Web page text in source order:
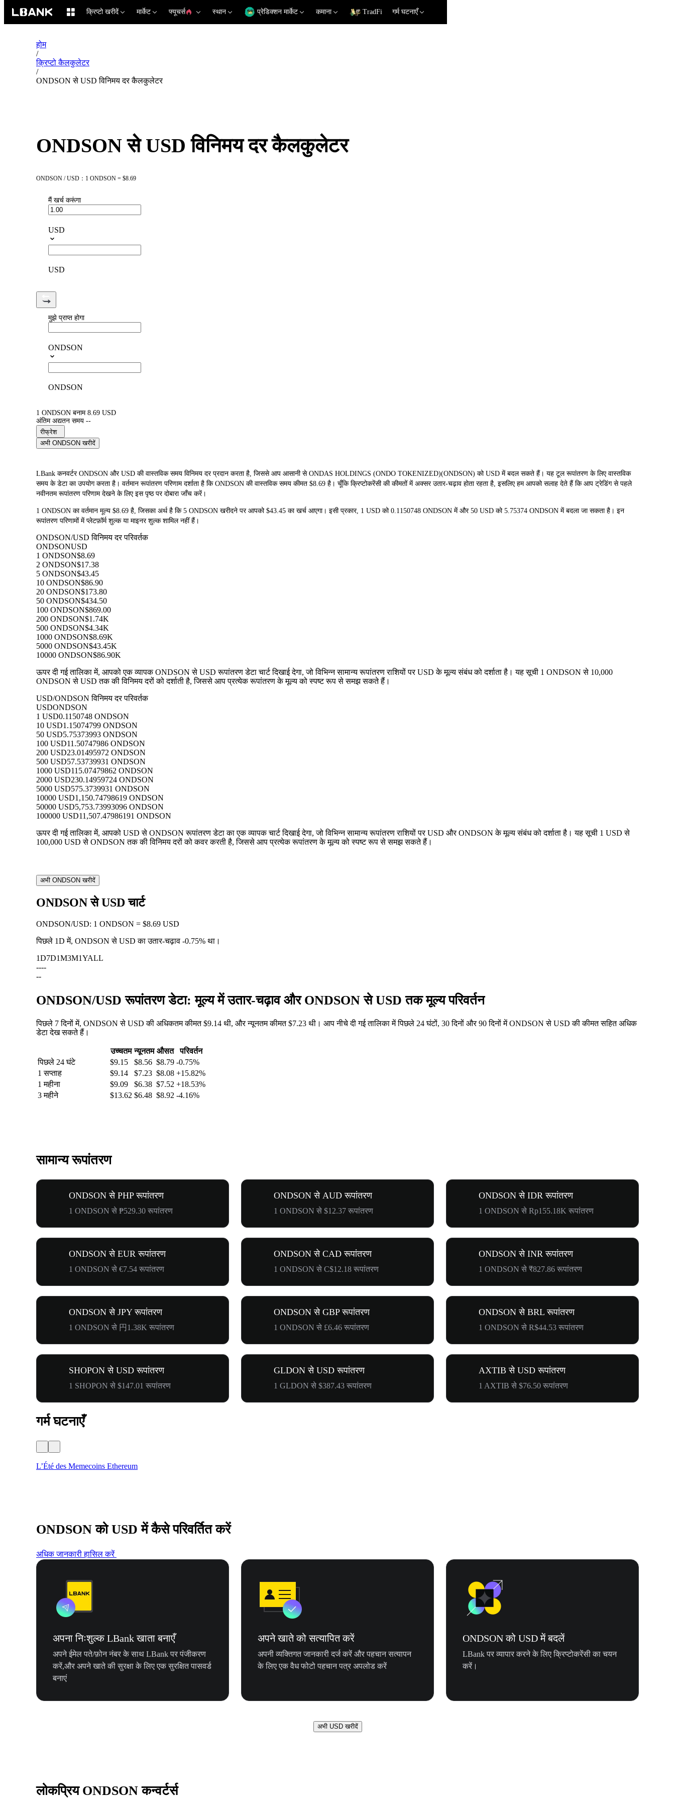
क्रिप्टो खरीदें मार्केट फ्यूचर्स स्थान प्रेडिक्शन मार्केट कमाना TradFi गर्म घटनाएँ
होम
/
क्रिप्टो कैलकुलेटर
/
ONDSON से USD विनिमय दर कैलकुलेटर
ONDSON से USD विनिमय दर कैलकुलेटर
ONDSON / USD：1 ONDSON = $8.69
मैं खर्च करूंगा
USD
USD
मुझे प्राप्त होगा
ONDSON
ONDSON
1 ONDSON बनाम 8.69 USD
अंतिम अद्यतन समय --
रीफ्रेश
अभी ONDSON खरीदें
LBank कनवर्टर ONDSON और USD की वास्तविक समय विनिमय दर प्रदान करता है, जिससे आप आसानी से ONDAS HOLDINGS (ONDO TOKENIZED)(ONDSON) को USD में बदल सकते हैं। यह टूल रूपांतरण के लिए वास्तविक
समय के डेटा का उपयोग करता है। वर्तमान रूपांतरण परिणाम दर्शाता है कि ONDSON की वास्तविक समय कीमत $8.69 है। चूँकि क्रिप्टोकरेंसी की कीमतों में अक्सर उतार-चढ़ाव होता रहता है, इसलिए हम आपको सलाह देते हैं कि आप ट्रेडिंग से पहले
नवीनतम रूपांतरण परिणाम देखने के लिए इस पृष्ठ पर दोबारा जाँच करें।
1 ONDSON का वर्तमान मूल्य $8.69 है, जिसका अर्थ है कि 5 ONDSON खरीदने पर आपको $43.45 का खर्च आएगा। इसी प्रकार, 1 USD को 0.1150748 ONDSON में और 50 USD को 5.75374 ONDSON में बदला जा सकता है। इन
रूपांतरण परिणामों में प्लेटफ़ॉर्म शुल्क या माइनर शुल्क शामिल नहीं हैं।
ONDSON/USD विनिमय दर परिवर्तक
ONDSONUSD
1 ONDSON$8.69
2 ONDSON$17.38
5 ONDSON$43.45
10 ONDSON$86.90
20 ONDSON$173.80
50 ONDSON$434.50
100 ONDSON$869.00
200 ONDSON$1.74K
500 ONDSON$4.34K
1000 ONDSON$8.69K
5000 ONDSON$43.45K
10000 ONDSON$86.90K
ऊपर दी गई तालिका में, आपको एक व्यापक ONDSON से USD रूपांतरण डेटा चार्ट दिखाई देगा, जो विभिन्न सामान्य रूपांतरण राशियों पर USD के मूल्य संबंध को दर्शाता है। यह सूची 1 ONDSON से 10,000
ONDSON से USD तक की विनिमय दरों को दर्शाती है, जिससे आप प्रत्येक रूपांतरण के मूल्य को स्पष्ट रूप से समझ सकते हैं।
USD/ONDSON विनिमय दर परिवर्तक
USDONDSON
1 USD0.1150748 ONDSON
10 USD1.15074799 ONDSON
50 USD5.75373993 ONDSON
100 USD11.50747986 ONDSON
200 USD23.01495972 ONDSON
500 USD57.53739931 ONDSON
1000 USD115.07479862 ONDSON
2000 USD230.14959724 ONDSON
5000 USD575.3739931 ONDSON
10000 USD1,150.74798619 ONDSON
50000 USD5,753.73993096 ONDSON
100000 USD11,507.47986191 ONDSON
ऊपर दी गई तालिका में, आपको USD से ONDSON रूपांतरण डेटा का एक व्यापक चार्ट दिखाई देगा, जो विभिन्न सामान्य रूपांतरण राशियों पर USD और ONDSON के मूल्य संबंध को दर्शाता है। यह सूची 1 USD से
100,000 USD से ONDSON तक की विनिमय दरों को कवर करती है, जिससे आप प्रत्येक रूपांतरण के मूल्य को स्पष्ट रूप से समझ सकते हैं।
अभी ONDSON खरीदें
ONDSON से USD चार्ट
ONDSON/USD: 1 ONDSON = $8.69 USD
पिछले 1D में, ONDSON से USD का उतार-चढ़ाव -0.75% था।
1D7D1M3M1YALL
----
--
ONDSON/USD रूपांतरण डेटा: मूल्य में उतार-चढ़ाव और ONDSON से USD तक मूल्य परिवर्तन
पिछले 7 दिनों में, ONDSON से USD की अधिकतम कीमत $9.14 थी, और न्यूनतम कीमत $7.23 थी। आप नीचे दी गई तालिका में पिछले 24 घंटों, 30 दिनों और 90 दिनों में ONDSON से USD की कीमत सहित अधिक
डेटा देख सकते हैं।
उच्चतम न्यूनतम औसत
परिवर्तन
पिछले 24 घंटे
$9.15 $8.56 $8.79 -0.75%
1 सप्ताह
$9.14 $7.23 $8.08 +15.82%
1 महीना
$9.09 $6.38 $7.52 +18.53%
3 महीने
$13.62 $6.48 $8.92 -4.16%
सामान्य रूपांतरण
ONDSON से PHP रूपांतरण
1 ONDSON से ₱529.30 रूपांतरण
ONDSON से AUD रूपांतरण
1 ONDSON से $12.37 रूपांतरण
ONDSON से IDR रूपांतरण
1 ONDSON से Rp155.18K रूपांतरण
ONDSON से EUR रूपांतरण
1 ONDSON से €7.54 रूपांतरण
ONDSON से CAD रूपांतरण
1 ONDSON से C$12.18 रूपांतरण
ONDSON से INR रूपांतरण
1 ONDSON से ₹827.86 रूपांतरण
ONDSON से JPY रूपांतरण
1 ONDSON से 円1.38K रूपांतरण
ONDSON से GBP रूपांतरण
1 ONDSON से £6.46 रूपांतरण
ONDSON से BRL रूपांतरण
1 ONDSON से R$44.53 रूपांतरण
SHOPON से USD रूपांतरण
1 SHOPON से $147.01 रूपांतरण
GLDON से USD रूपांतरण
1 GLDON से $387.43 रूपांतरण
AXTIB से USD रूपांतरण
1 AXTIB से $76.50 रूपांतरण
गर्म घटनाएँ
L’Été des Memecoins Ethereum
ONDSON को USD में कैसे परिवर्तित करें
अधिक जानकारी हासिल करें
अपना निःशुल्क LBank खाता बनाएँ
अपने ईमेल पते/फ़ोन नंबर के साथ LBank पर पंजीकरण
करें,और अपने खाते की सुरक्षा के लिए एक सुरक्षित पासवर्ड
बनाएं
अपने खाते को सत्यापित करें
अपनी व्यक्तिगत जानकारी दर्ज करें और पहचान सत्यापन
के लिए एक वैध फोटो पहचान पत्र अपलोड करें
ONDSON को USD में बदलें
LBank पर व्यापार करने के लिए क्रिप्टोकरेंसी का चयन
करें।
अभी USD खरीदें
लोकप्रिय ONDSON कन्वर्टर्स